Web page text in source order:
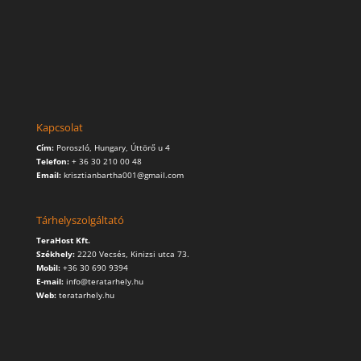
Kapcsolat
Cím: Poroszló, Hungary, Úttörő u 4
Telefon:+ 36 30 210 00 48
Email:krisztianbartha001@gmail.com
Tárhelyszolgáltató
TeraHost Kft.
Székhely: 2220 Vecsés, Kinizsi utca 73.
Mobil: +36 30 690 9394
E-mail: info@teratarhely.hu
Web: teratarhely.hu